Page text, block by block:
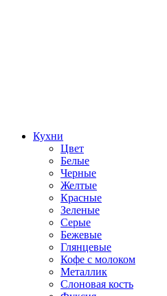
Кухни
Цвет
Белые
Черные
Желтые
Красные
Зеленые
Серые
Бежевые
Глянцевые
Кофе с молоком
Металлик
Слоновая кость